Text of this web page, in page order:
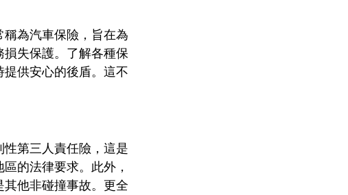
為汽車保險，旨在為
失保護。了解各種保
供安心的後盾。這不
第三人責任險，這是
的法律要求。此外，
他非碰撞事故。更全